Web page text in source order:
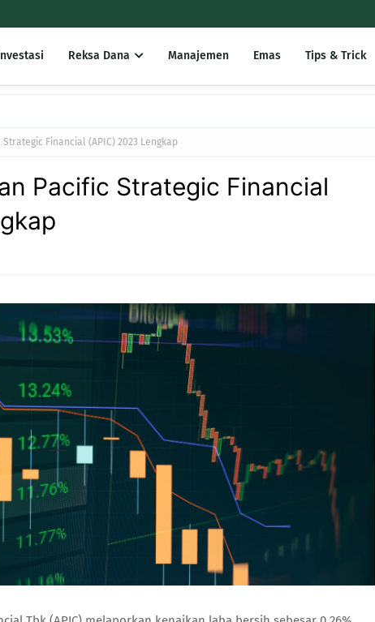
Reksa Dana Manajemen Emas Tips & Trick
Financial (APIC) 2023 Lengkap
Pacific Strategic Financial